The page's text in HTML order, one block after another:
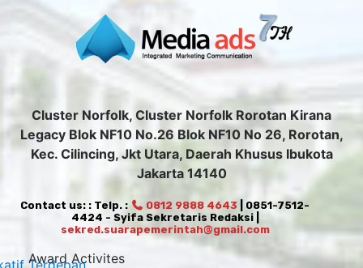
Cluster Norfolk, Cluster Norfolk Rorotan Kirana
Legacy Blok NF10 No.26 Blok NF10 No 26, Rorotan,
Kec. Cilincing, Jkt Utara, Daerah Khusus Ibukota
Jakarta 14140
Contact us: : Telp. : 0812 9888 4643 | 0851-7512-
4424 - Syifa Sekretaris Redaksi |
sekred.suarapemerintah@gmail.com
Award Activites